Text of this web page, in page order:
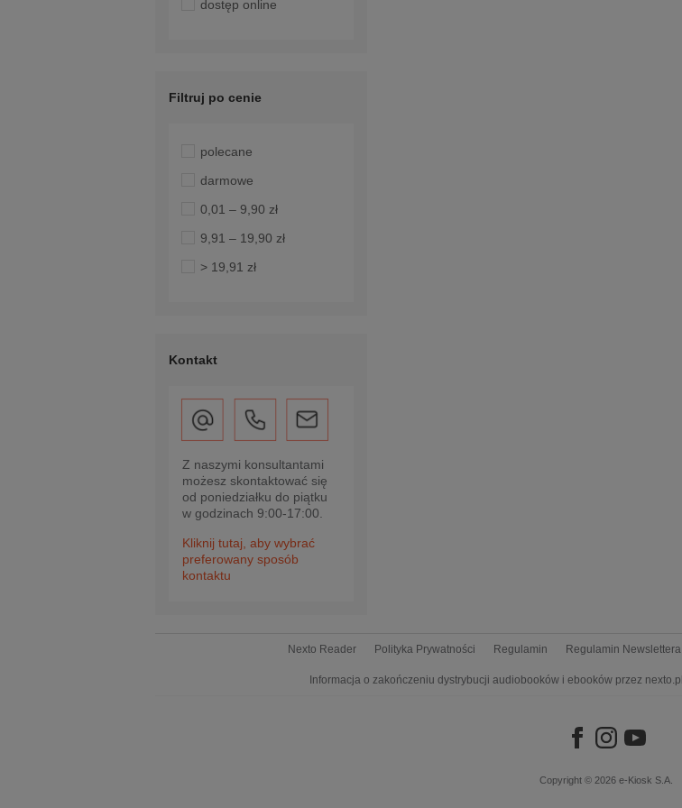
dostęp online
Filtruj po cenie
polecane
darmowe
0,01 – 9,90 zł
9,91 – 19,90 zł
> 19,91 zł
Kontakt
Z naszymi konsultantami
możesz skontaktować się
od poniedziałku do piątku
w godzinach 9:00-17:00.
Kliknij tutaj, aby wybrać
preferowany sposób
kontaktu
Nexto Reader Polityka Prywatności Regulamin Regulamin Newslettera
Informacja o zakończeniu dystrybucji audiobooków i ebooków przez nexto.pl
Copyright © 2026 e-Kiosk S.A.